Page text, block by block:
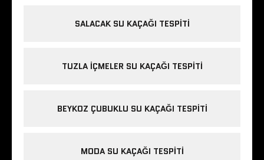
SALACAK SU KAÇAĞI TESPITI
TUZLA IÇMELER SU KAÇAĞI TESPITI
BEYKOZ ÇUBUKLU SU KAÇAĞI TESPITI
MODA SU KAÇAĞI TESPITI